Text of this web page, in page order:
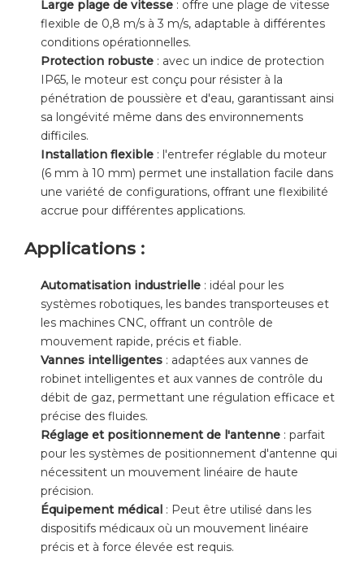
Large plage de vitesse : offre une plage de vitesse
flexible de 0,8 m/s à 3 m/s, adaptable à différentes
conditions opérationnelles.
Protection robuste : avec un indice de protection
IP65, le moteur est conçu pour résister à la
pénétration de poussière et d'eau, garantissant ainsi
sa longévité même dans des environnements
difficiles.
Installation flexible : l'entrefer réglable du moteur
(6 mm à 10 mm) permet une installation facile dans
une variété de configurations, offrant une flexibilité
accrue pour différentes applications.
Applications :
Automatisation industrielle : idéal pour les
systèmes robotiques, les bandes transporteuses et
les machines CNC, offrant un contrôle de
mouvement rapide, précis et fiable.
Vannes intelligentes : adaptées aux vannes de
robinet intelligentes et aux vannes de contrôle du
débit de gaz, permettant une régulation efficace et
précise des fluides.
Réglage et positionnement de l'antenne : parfait
pour les systèmes de positionnement d'antenne qui
nécessitent un mouvement linéaire de haute
précision.
Équipement médical : Peut être utilisé dans les
dispositifs médicaux où un mouvement linéaire
précis et à force élevée est requis.